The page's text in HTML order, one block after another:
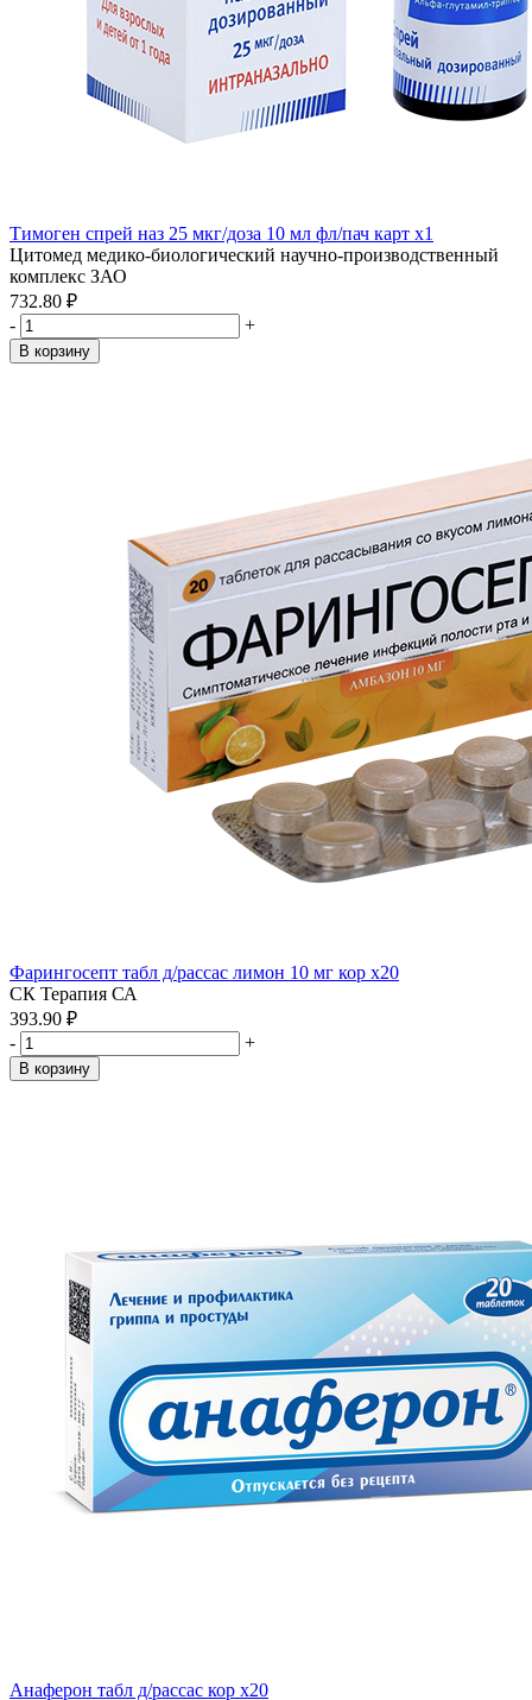
Тимоген спрей наз 25 мкг/доза 10 мл фл/пач карт x1
Цитомед медико-биологический научно-производственный
комплекс ЗАО
732.80 ₽
-
+
В корзину
Фарингосепт табл д/рассас лимон 10 мг кор x20
СК Терапия СА
393.90 ₽
-
+
В корзину
Анаферон табл д/рассас кор x20